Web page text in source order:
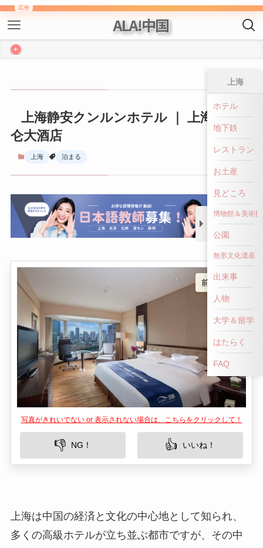
ALA!中国
+
上海静安クンルンホテル ｜ 上海静安昆
仑大酒店
前へ戻る
写真がきれいでない or 表示されない場合は、こちらをクリックして！
👎 NG！ 👍 いいね！
多くの高級ホテルが立ち並ぶ都市ですが、その中
でも「上海静安クンルンホテル」は特に注目すべ
上海
ホテル
地下鉄
レストラン
お土産
見どころ
博物館＆美術館
公園
無形文化遺産
出来事
人物
大学＆留学
はたらく
FAQ